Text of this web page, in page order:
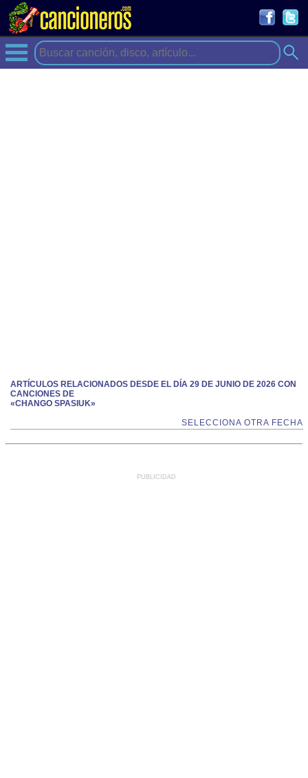
ARTÍCULOS RELACIONADOS DESDE EL DÍA 29 DE JUNIO DE 2026 CON
CANCIONES DE
«CHANGO SPASIUK»
SELECCIONA OTRA FECHA
PUBLICIDAD